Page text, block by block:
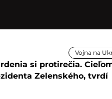
Vojna na
si protirečia.
Zelenského, tvrdí